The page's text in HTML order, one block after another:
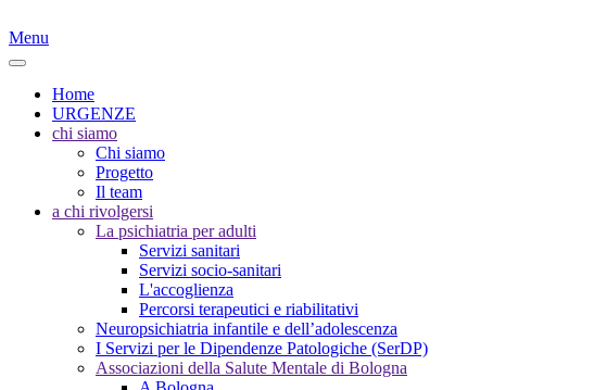
Menu
Home
URGENZE
chi siamo
Chi siamo
Progetto
Il team
a chi rivolgersi
La psichiatria per adulti
Servizi sanitari
Servizi socio-sanitari
L'accoglienza
Percorsi terapeutici e riabilitativi
Neuropsichiatria infantile e dell’adolescenza
I Servizi per le Dipendenze Patologiche (SerDP)
Associazioni della Salute Mentale di Bologna